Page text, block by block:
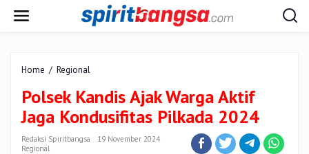
Home / Regional
Ajak
Warga
Aktif
Jaga
Polsek Kandis Ajak Warga Aktif
Jaga Kondusifitas Pilkada 2024
Redaksi Spiritbangsa
19 November 2024
Regional